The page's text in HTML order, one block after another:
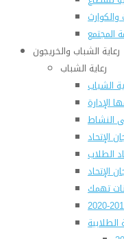
المجتمع
رعاية الشباب والخريجون
رعاية الشباب
الشباب
الإدارة
النشاط
الإتحاد
الطلاب
الإتحاد
تهمك